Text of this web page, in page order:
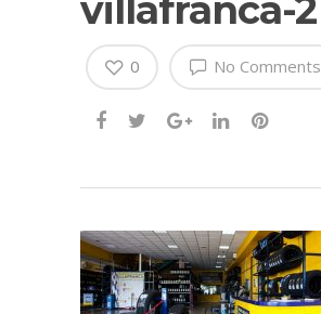
villafranca-2
No Comments
0